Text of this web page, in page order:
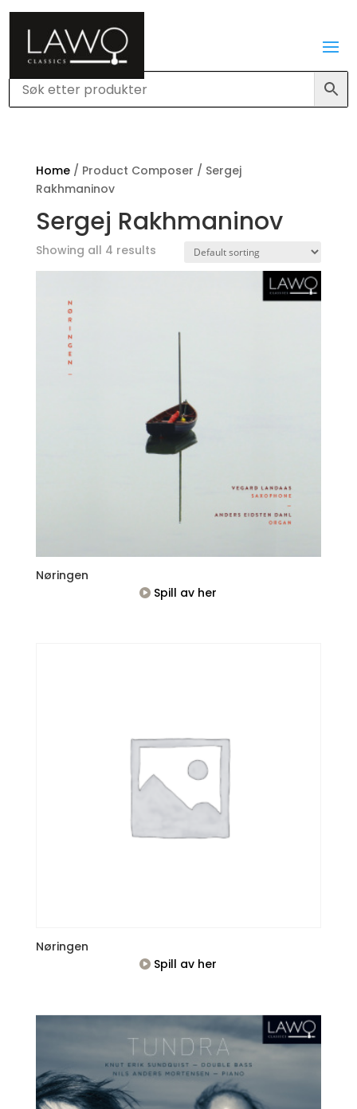
Home/ Product Composer / Sergej
Rakhmaninov
Sergej Rakhmaninov
Showing all 4 results
Nøringen
Spill av her
Nøringen
Spill av her